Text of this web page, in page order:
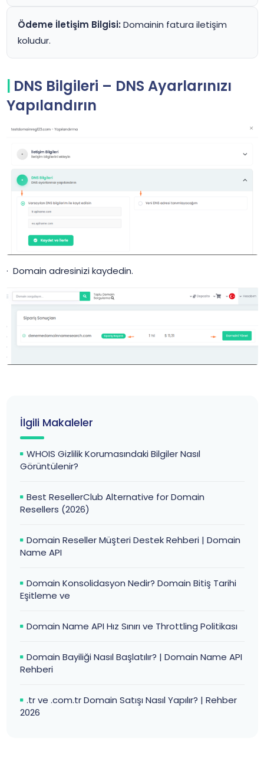
Ödeme İletişim Bilgisi:Domainin fatura iletişim
koludur.
DNS Bilgileri – DNS Ayarlarınızı
Yapılandırın
· Domain adresinizi kaydedin.
İlgili Makaleler
WHOIS Gizlilik Korumasındaki Bilgiler Nasıl
Görüntülenir?
Best ResellerClub Alternative for Domain
Resellers (2026)
Domain Reseller Müşteri Destek Rehberi | Domain
Name API
Domain Konsolidasyon Nedir? Domain Bitiş Tarihi
Eşitleme ve
Domain Name API Hız Sınırı ve Throttling Politikası
Domain Bayiliği Nasıl Başlatılır? | Domain Name API
Rehberi
.tr ve .com.tr Domain Satışı Nasıl Yapılır? | Rehber
2026